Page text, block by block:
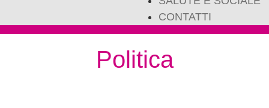
CONTATTI
Politica